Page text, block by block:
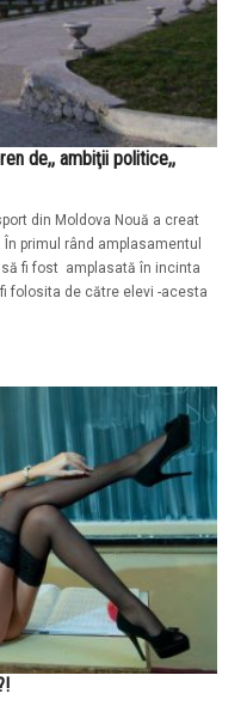
de,, ambiţii politice,,
din Moldova Nouă a creat
primul rând amplasamentul
fi fost amplasată în incinta
folosita de către elevi -acesta